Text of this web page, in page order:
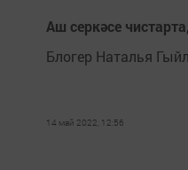
Аш серкәсе
Блогер Наталья
14 май 2022, 12:56